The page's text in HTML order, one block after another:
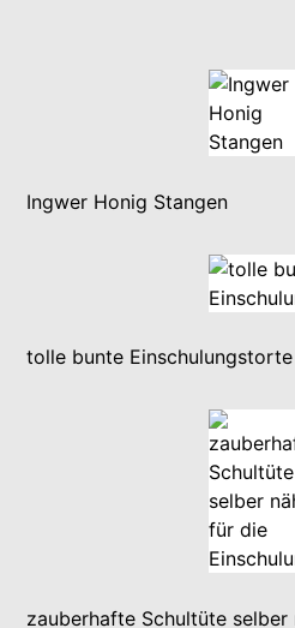
Ingwer Honig Stangen
tolle bunte Einschulungstorte
zauberhafte Schultüte selber